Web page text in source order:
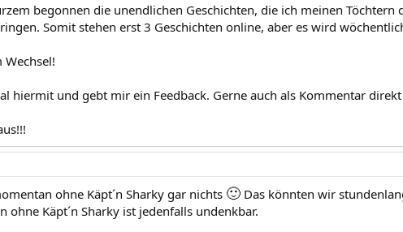
begonnen die unendlichen Geschichten, die ich meinen Töchtern
Somit stehen erst 3 Geschichten online, aber es wird
hiermit und gebt mir ein Feedback. Gerne auch als Kommentar
ohne Käpt´n Sharky gar nichts 🙂 Das könnten wir
ohne Käpt´n Sharky ist jedenfalls undenkbar.